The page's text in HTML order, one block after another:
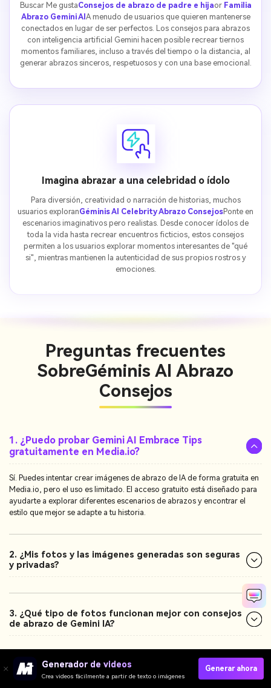
Buscar Me gustaConsejos de abrazo de padre e hijaor Familia
Abrazo Gemini AI A menudo de usuarios que quieren mantenerse
conectados en lugar de ser perfectos. Los consejos para abrazos
con inteligencia artificial Gemini hacen posible recrear tiernos
momentos familiares, incluso a través del tiempo o la distancia, al
generar abrazos sinceros, respetuosos y con una base emocional.
Imagina abrazar a una celebridad o ídolo
Para diversión, creatividad o narración de historias, muchos
usuarios exploranGéminis AI Celebrity Abrazo ConsejosPonte en
escenarios imaginativos pero realistas. Desde conocer ídolos de
toda la vida hasta recrear encuentros ficticios, estos consejos
permiten a los usuarios explorar momentos interesantes de "qué
si", mientras mantienen la autenticidad de sus propios rostros y
emociones.
Preguntas frecuentes
SobreGéminis AI Abrazo
Consejos
1. ¿Puedo probar Gemini AI Embrace Tips
gratuitamente en Media.io?
Sí. Puedes intentar crear imágenes de abrazo de IA de forma gratuita en
Media.io, pero el uso es limitado. El acceso gratuito está diseñado para
ayudarte a explorar diferentes escenarios de abrazos y encontrar el
estilo que mejor se adapte a tu historia.
2. ¿Mis fotos y las imágenes generadas son seguras
y privadas?
3. ¿Qué tipo de fotos funcionan mejor con consejos
de abrazo de Gemini IA?
4. ¿Necesito alguna experiencia en la edición o la
Generador de videos
Crea videos fácilmente a partir de texto o imágenes
Generar ahora